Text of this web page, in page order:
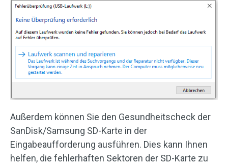
Außerdem können Sie den Gesundheitscheck der
SanDisk/Samsung SD-Karte in der
Eingabeaufforderung ausführen. Dies kann Ihnen
helfen, die fehlerhaften Sektoren der SD-Karte zu